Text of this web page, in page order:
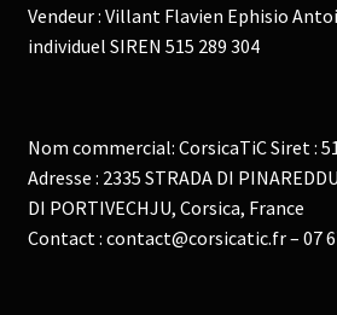
Vendeur : Villant Flavien Ephisio
individuel SIREN 515 289 304
Nom commercial: CorsicaTiC Siret :
Adresse : 2335 STRADA DI
DI PORTIVECHJU, Corsica, France
Contact : contact@corsicatic.fr – 07